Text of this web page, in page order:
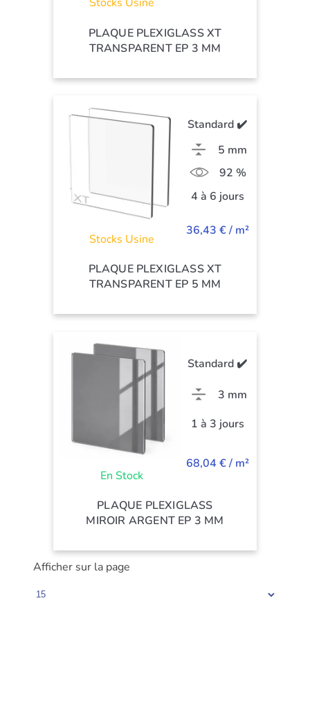
PLAQUE PLEXIGLASS XT
TRANSPARENT EP 3 MM
Stocks Usine
Standard ✔️
5 mm
92 %
4 à 6 jours
36,43 € / m²
PLAQUE PLEXIGLASS XT
TRANSPARENT EP 5 MM
En Stock
Standard ✔️
3 mm
1 à 3 jours
68,04 € / m²
PLAQUE PLEXIGLASS
MIROIR ARGENT EP 3 MM
Afficher sur la page